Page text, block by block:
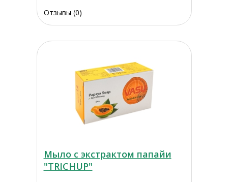
Отзывы (0)
Мыло с экстрактом папайи
"TRICHUP"